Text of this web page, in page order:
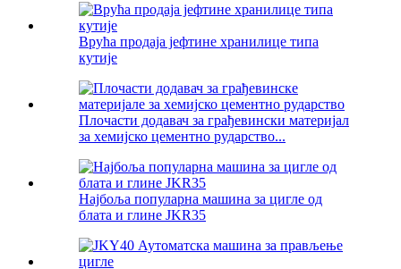
Врућа продаја јефтине хранилице типа
кутије
Плочасти додавач за грађевински материјал
за хемијско цементно рударство...
Најбоља популарна машина за цигле од
блата и глине JKR35